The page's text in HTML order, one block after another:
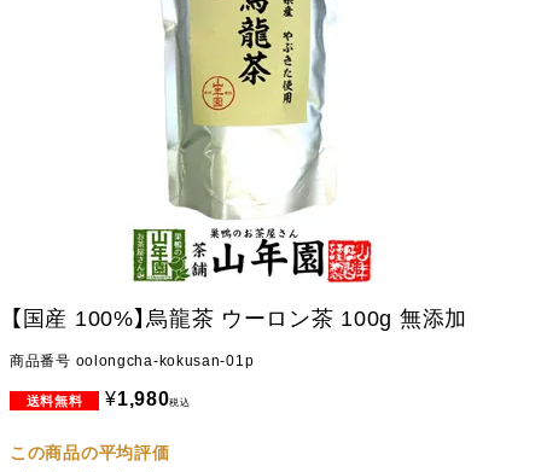
【国産 100%】烏龍茶 ウーロン茶 100g 無添加
商品番号 oolongcha-kokusan-01p
¥1,980税込